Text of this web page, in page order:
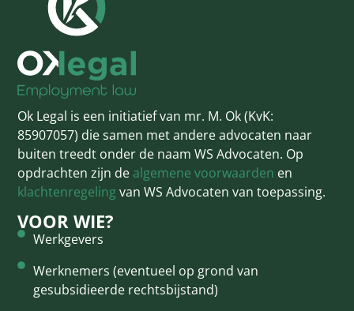
Ok Legal is een initiatief van mr. M. Ok (KvK:
85907057) die samen met andere advocaten naar
buiten treedt onder de naam WS Advocaten. Op
opdrachten zijn de algemene voorwaarden en
klachtenregelingvan WS Advocaten van toepassing.
VOOR WIE?
Werkgevers
Werknemers (eventueel op grond van
gesubsidieerde rechtsbijstand)